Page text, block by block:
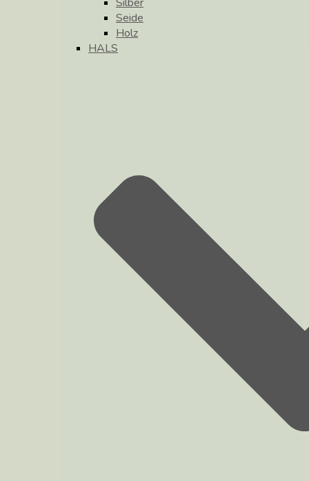
Seide
Holz
HALS